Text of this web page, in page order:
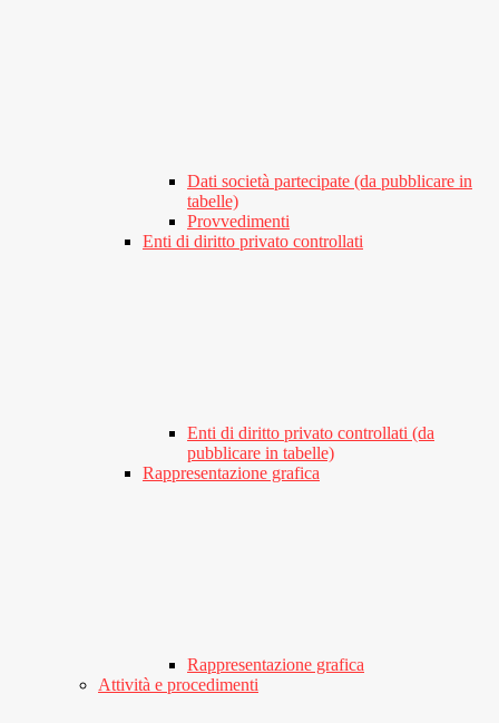
Dati società partecipate (da pubblicare in
tabelle)
Provvedimenti
Enti di diritto privato controllati
Enti di diritto privato controllati (da
pubblicare in tabelle)
Rappresentazione grafica
Rappresentazione grafica
Attività e procedimenti